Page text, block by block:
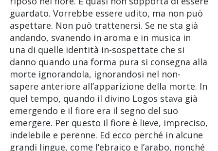
guardato. Vorrebbe essere udito, ma non può
aspettare. Non può trattenersi. Se ne sta già
andando, svanendo in aroma e in musica in
una di quelle identità in-sospettate che si
danno quando una forma pura si consegna alla
morte ignorandola, ignorandosi nel non-
sapere anteriore all’apparizione della morte. In
quel tempo, quando il divino Logos stava già
emergendo e il fiore era il segno del suo
emergere. Per questo il fiore è lieve, impreciso,
indelebile e perenne. Ed ecco perché in alcune
grandi lingue, come l’ebraico e l’arabo, nonché